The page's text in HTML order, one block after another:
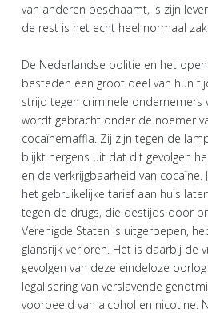
van anderen beschaamt, is zijn
de rest is het echt heel normaal
De Nederlandse politie en het
besteden een groot deel van hun
strijd tegen criminele ondernemers
wordt gebracht onder de noemer
cocaïnemaffia. Zij zijn tegen de
blijkt nergens uit dat dit gevolgen
en de verkrijgbaarheid van cocaïne.
het gebruikelijke tarief aan huis
tegen de drugs, die destijds door
Verenigde Staten is uitgeroepen,
glansrijk verloren. Het is daarbij de
gevolgen van deze eindeloze
legalisering van verslavende
voorbeeld van alcohol en nicotine.